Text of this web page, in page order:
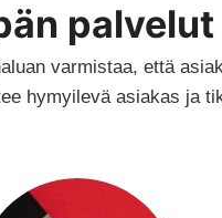
palvelut
varmistaa, että
hymyilevä asiakas ja